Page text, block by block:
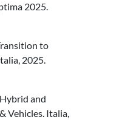
2025.
to
2025.
and
Vehicles. Italia,